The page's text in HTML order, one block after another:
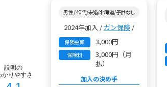
男性 / 40代/未婚/北海道/子供なし
2024年加入 / ガン保険 /
保険金額 3,000円
保険料
3,000円（月
払）
加入の決め手